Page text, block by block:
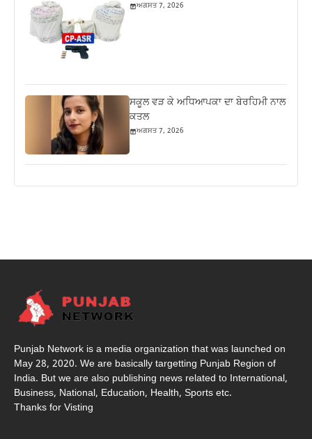
ਅਗਸਤ 7, 2026
ਸਕੂਲ ਵੜ ਕੇ ਅਧਿਆਪਕਾ ਦਾ ਬੇਰਹਿਮੀ ਨਾਲ
ਕਤਲ
ਅਗਸਤ 7, 2026
Punjab Network is a media organization that was launched on
May 28, 2020. We are basically targetting Punjab Region of
India. But we are also publishing news related to International,
Business, National, Education, Health, Sports etc.
Thanks for Visting